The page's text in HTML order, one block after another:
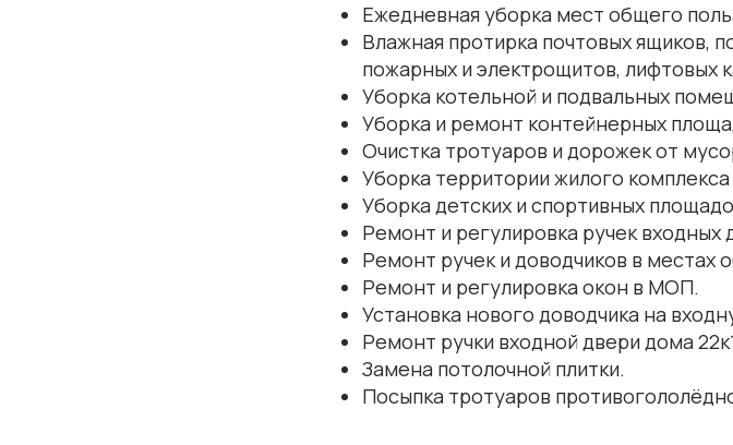
Ежедневная уборка мест общего
Влажная протирка почтовых ящиков,
пожарных и электрощитов, лифтовых
Уборка котельной и подвальных
Уборка и ремонт контейнерных
Очистка тротуаров и дорожек от
Уборка территории жилого
Уборка детских и спортивных
Ремонт и регулировка ручек входных
Ремонт ручек и доводчиков в
Ремонт и регулировка окон в МОП.
Установка нового доводчика на
Ремонт ручки входной двери дома
Замена потолочной плитки.
Посыпка тротуаров